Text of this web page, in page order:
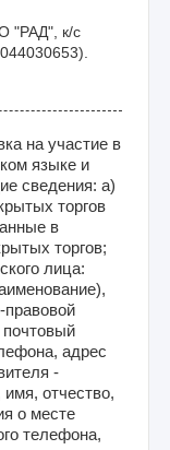
"РАД", к/с
на участие в
языке и
сведения: а)
торгов
в
торгов;
лица:
правовой
адрес
-
отчество,
о месте
телефона,